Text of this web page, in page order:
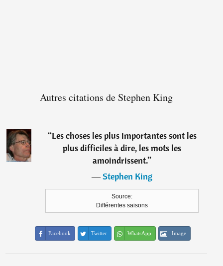
Autres citations de Stephen King
“Les choses les plus importantes sont les
plus difficiles à dire, les mots les
amoindrissent.”
―Stephen King
Source:
Différentes saisons
Facebook Twitter WhatsApp Image